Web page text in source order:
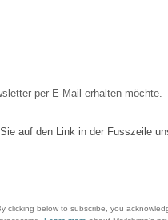
per E-Mail erhalten möchte.
auf den Link in der Fusszeile
clicking below to subscribe, you